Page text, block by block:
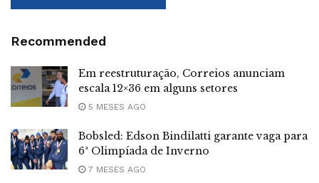
Recommended
Em reestruturação, Correios anunciam
escala 12×36 em alguns setores
5 MESES AGO
Bobsled: Edson Bindilatti garante vaga para
6ª Olimpíada de Inverno
7 MESES AGO